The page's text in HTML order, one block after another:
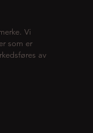
Vi
som er
av